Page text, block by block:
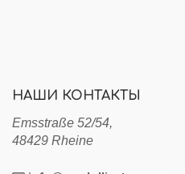
НАШИ КОНТАКТЫ
Emsstraße 52/54,
48429 Rheine